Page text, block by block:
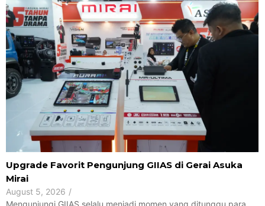
Upgrade Favorit Pengunjung GIIAS di Gerai Asuka
Mirai
August 5, 2026 /